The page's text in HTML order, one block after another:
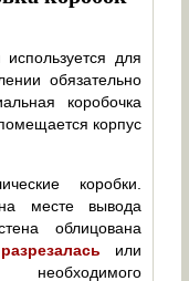
для
обязательно
коробочка
корпус
коробки.
месте вывода
облицована
или